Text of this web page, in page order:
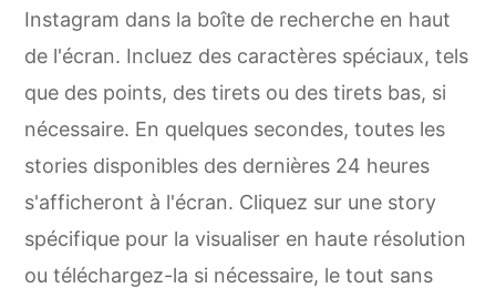
Instagram dans la boîte de recherche en haut
de l'écran. Incluez des caractères spéciaux, tels
que des points, des tirets ou des tirets bas, si
nécessaire. En quelques secondes, toutes les
stories disponibles des dernières 24 heures
s'afficheront à l'écran. Cliquez sur une story
spécifique pour la visualiser en haute résolution
ou téléchargez-la si nécessaire, le tout sans